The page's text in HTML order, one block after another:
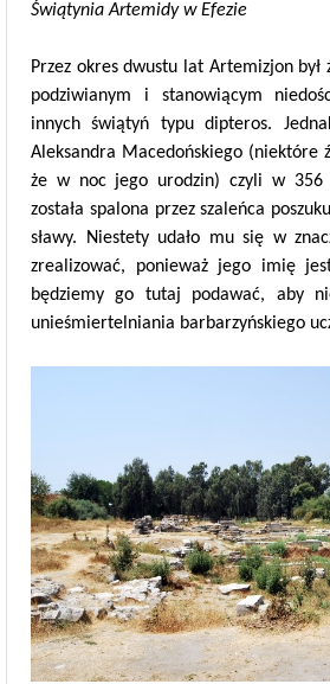
Świątynia Artemidy w Efezie
Przez okres dwustu lat Artemizjon był
podziwianym i stanowiącym
innych świątyń typu dipteros.
Aleksandra Macedońskiego (niektóre
że w noc jego urodzin) czyli w 356
została spalona przez szaleńca
sławy. Niestety udało mu się w
zrealizować, ponieważ jego imię
będziemy go tutaj podawać, aby
unieśmiertelniania barbarzyńskiego